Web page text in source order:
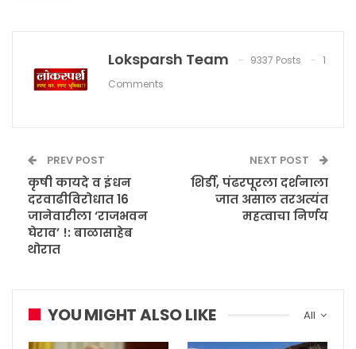
Loksparsh Team 9337 Posts
1
Comments
PREV POST
कृषी कायदे व इंधन
दरवाढीविरोधात 16
जानेवारीला ‘राजभवन
घेराव’ !: बाळासाहेब
थोरात
NEXT POST
शिर्डी, पंढरपूरला दर्शनाला
जात असाल तरअत्यंत
महत्वाचा निर्णय
All
YOU MIGHT ALSO LIKE